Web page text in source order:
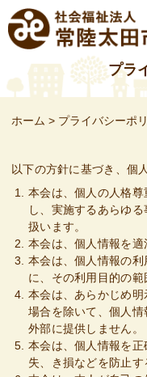
Skip
to
content
プラ
ホーム > プライバシーポ
以下の方針に基づき、個
本会は、個人の人格
し、実施するあらゆ
扱います。
本会は、個人情報を適
本会は、個人情報の
に、その利用目的の範
本会は、あらかじめ明
場合を除いて、個人情
外部に提供しません。
本会は、個人情報を
失、き損などを防止す